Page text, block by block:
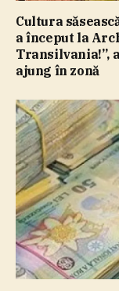
Cultura
a început la
Transilvania!”,
ajung în zonă